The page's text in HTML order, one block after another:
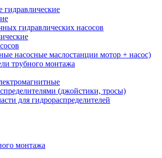
гидравлических насосов
насосные маслостанции мотор + насос)
трубного монтажа
(джойстики, тросы)
для гидрораспределителей
монтажа